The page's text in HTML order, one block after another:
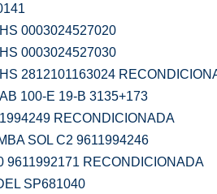
0003024527020
0003024527030
2812101163024
100-E 19-B 3135+173
RECONDICIONADA
SOL C2 9611994246
9611992171 RECONDICIONADA
SP681040